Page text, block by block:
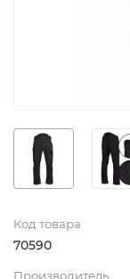
Код товара
70590
Производитель